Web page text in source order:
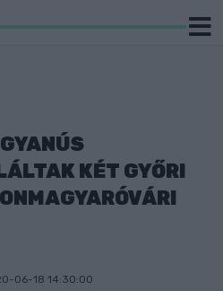
KÉT GYŐRI
06-18 14:30:00